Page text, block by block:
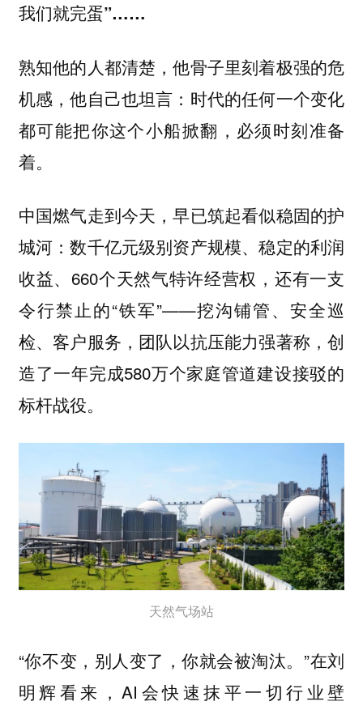
我们就完蛋”……
熟知他的人都清楚，他骨子里刻着极强的危
机感，他自己也坦言：时代的任何一个变化
都可能把你这个小船掀翻，必须时刻准备
着。
中国燃气走到今天，早已筑起看似稳固的护
城河：数千亿元级别资产规模、稳定的利润
收益、660个天然气特许经营权，还有一支
令行禁止的“铁军”——挖沟铺管、安全巡
检、客户服务，团队以抗压能力强著称，创
造了一年完成580万个家庭管道建设接驳的
标杆战役。
天然气场站
“你不变，别人变了，你就会被淘汰。”在刘
明辉看来，AI会快速抹平一切行业壁